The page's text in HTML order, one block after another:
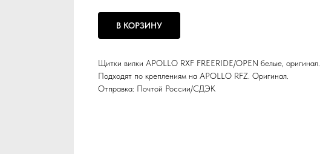
В КОРЗИНУ
Щитки вилки APOLLO RXF FREERIDE/OPEN белые, оригинал.
Подходят по креплениям на APOLLO RFZ. Оригинал.
Отправка: Почтой России/СДЭК